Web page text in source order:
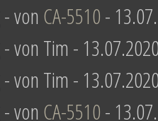
- von CA-5510-
- von Tim -
- von Tim -
- von CA-5510-